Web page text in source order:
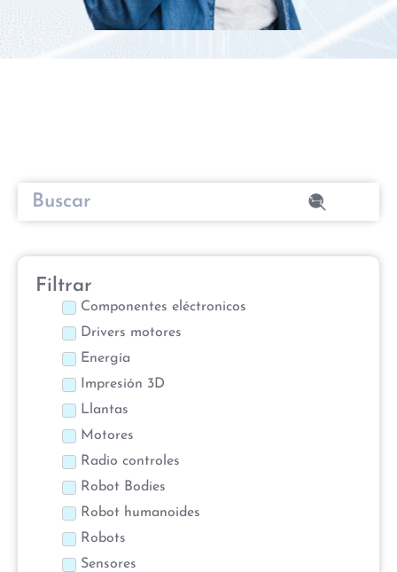
Filtrar
Componentes eléctronicos
Drivers motores
Energía
Impresión 3D
Llantas
Motores
Radio controles
Robot Bodies
Robot humanoides
Robots
Sensores